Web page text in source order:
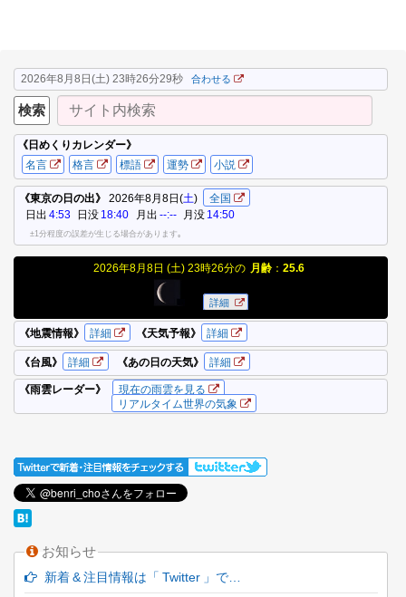
2026年8月8日(土) 23時26分29秒 合わせる
お知らせ
新着 & 注目情報は「 Twitter 」で…